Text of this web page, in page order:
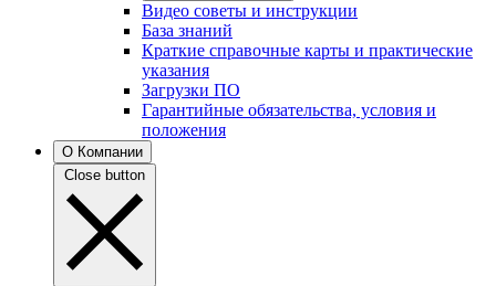
Видео советы и инструкции
База знаний
Краткие справочные карты и практические
указания
Загрузки ПО
Гарантийные обязательства, условия и
положения
О Компании
Close button